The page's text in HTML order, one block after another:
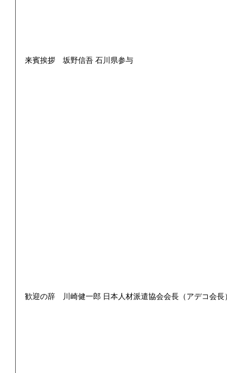
来賓挨拶　坂野信吾 石川県参与
歓迎の辞　川崎健一郎 日本人材派遣協会会長（アデコ会長